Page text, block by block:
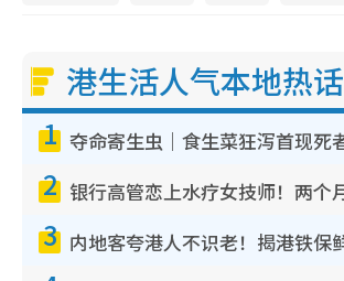
港生活人气本地热话
1
2
3